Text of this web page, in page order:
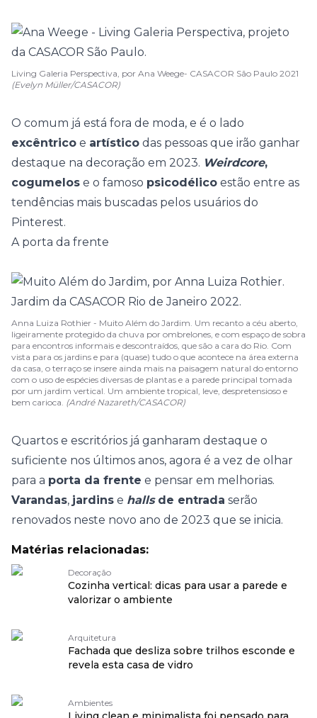
Living Galeria Perspectiva, por Ana Weege- CASACOR São Paulo 2021
(Evelyn Müller/CASACOR)
O comum já está fora de moda, e é o lado
excêntrico e artístico das pessoas que irão ganhar
destaque na decoração em 2023. Weirdcore,
cogumelos e o famoso psicodélico estão entre as
tendências mais buscadas pelos usuários do
Pinterest.
A porta da frente
Anna Luiza Rothier - Muito Além do Jardim. Um recanto a céu aberto,
ligeiramente protegido da chuva por ombrelones, e com espaço de sobra
para encontros informais e descontraídos, que são a cara do Rio. Com
vista para os jardins e para (quase) tudo o que acontece na área externa
da casa, o terraço se insere ainda mais na paisagem natural do entorno
com o uso de espécies diversas de plantas e a parede principal tomada
por um jardim vertical. Um ambiente tropical, leve, despretensioso e
bem carioca. (André Nazareth/CASACOR)
Quartos e escritórios já ganharam destaque o
suficiente nos últimos anos, agora é a vez de olhar
para a porta da frente e pensar em melhorias.
Varandas, jardins e hallsde entrada serão
renovados neste novo ano de 2023 que se inicia.
Matérias relacionadas:
Decoração
Cozinha vertical: dicas para usar a parede e
valorizar o ambiente
Arquitetura
Fachada que desliza sobre trilhos esconde e
revela esta casa de vidro
Ambientes